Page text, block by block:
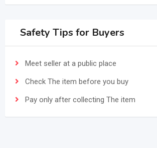
Safety Tips for Buyers
Meet seller at a public place
Check The item before you buy
Pay only after collecting The item